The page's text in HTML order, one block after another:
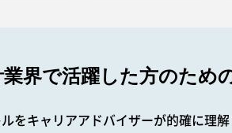
界で活躍した方のため
をキャリアアドバイザーが的確に理